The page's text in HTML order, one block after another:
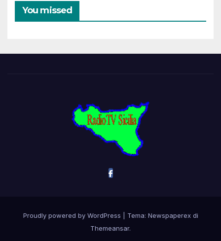
You missed
Proudly powered by WordPress
Tema: Newspaperex di
Themeansar.